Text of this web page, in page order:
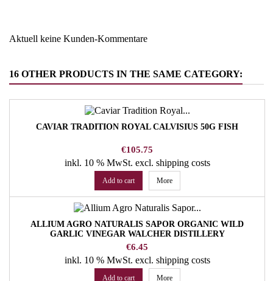
Aktuell keine Kunden-Kommentare
16 OTHER PRODUCTS IN THE SAME CATEGORY:
CAVIAR TRADITION ROYAL CALVISIUS 50G FISH
Price
€105.75
inkl. 10 % MwSt. excl. shipping costs
Add to cart More
ALLIUM AGRO NATURALIS SAPOR ORGANIC WILD
GARLIC VINEGAR WALCHER DISTILLERY
Price
€6.45
inkl. 10 % MwSt. excl. shipping costs
Add to cart More